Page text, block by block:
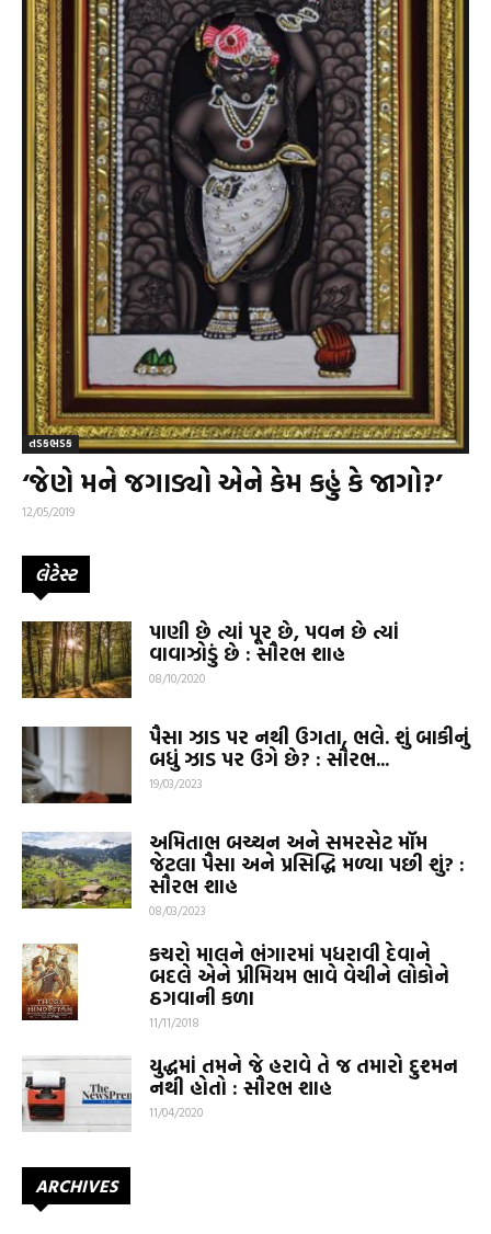
તડકભડક
‘જેણે મને જગાડ્યો એને કેમ કહું કે જાગો?’
12/05/2019
લેટેસ્ટ
પાણી છે ત્યાં પૂર છે, પવન છે ત્યાં
વાવાઝોડું છે : સૌરભ શાહ
08/10/2020
પૈસા ઝાડ પર નથી ઉગતા, ભલે. શું બાકીનું
બધું ઝાડ પર ઉગે છે? : સૌરભ...
19/03/2023
અમિતાભ બચ્ચન અને સમરસેટ મૉમ
જેટલા પૈસા અને પ્રસિદ્ધિ મળ્યા પછી શું? :
સૌરભ શાહ
08/03/2023
કચરો માલને ભંગારમાં પધરાવી દેવાને
બદલે એને પ્રીમિયમ ભાવે વેચીને લોકોને
ઠગવાની કળા
11/11/2018
યુદ્ધમાં તમને જે હરાવે તે જ તમારો દુશ્મન
નથી હોતો : સૌરભ શાહ
11/04/2020
ARCHIVES